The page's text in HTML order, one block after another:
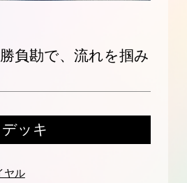
負勘で、流れを掴み
ッキ
ヤル